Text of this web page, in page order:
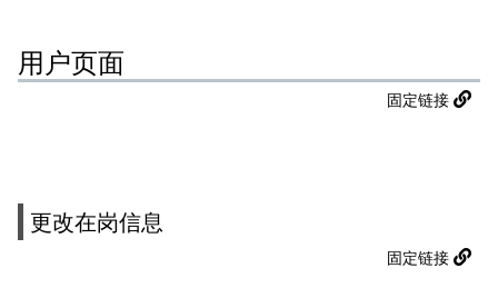
用户页面
固定链接
更改在岗信息
固定链接